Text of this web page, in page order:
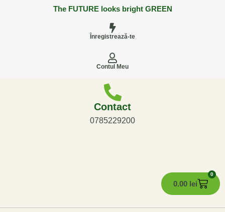
The FUTURE looks bright GREEN
Înregistrează-te
Contul Meu
Contact
0785229200
0.00 lei
0